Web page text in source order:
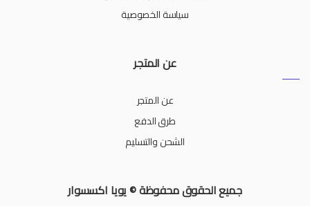
سياسة الخصوصية
عن المتجر
عن المتجر
طرق الدفع
الشحن والتسليم
جميع الحقوق محفوظة © يويا اكسسوار